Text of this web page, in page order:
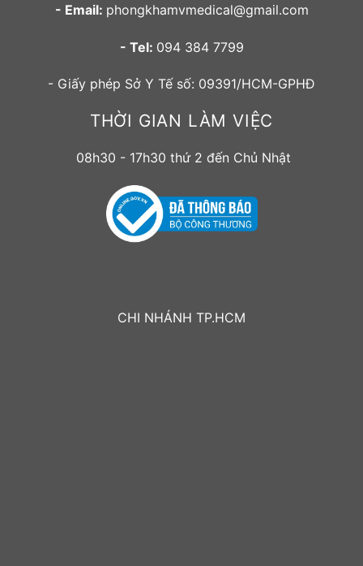
- Email: phongkhamvmedical@gmail.com
- Tel: 094 384 7799
- Giấy phép Sở Y Tế số: 09391/HCM-GPHĐ
THỜI GIAN LÀM VIỆC
08h30 - 17h30 thứ 2 đến Chủ Nhật
CHI NHÁNH TP.HCM